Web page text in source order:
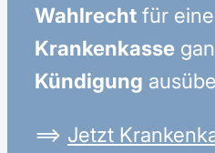
Wahlrecht für eine
Krankenkasse
Kündigung
⟹ Jetzt